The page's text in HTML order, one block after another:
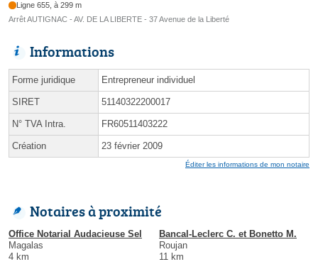
Ligne 655, à 299 m
Arrêt AUTIGNAC - AV. DE LA LIBERTE - 37 Avenue de la Liberté
Informations
Forme juridique Entrepreneur individuel
SIRET 51140322200017
N° TVA Intra. FR60511403222
Création 23 février 2009
Éditer les informations de mon notaire
Notaires à proximité
Office Notarial Audacieuse Sel
Magalas
4 km
Bancal-Leclerc C. et Bonetto M.
Roujan
11 km